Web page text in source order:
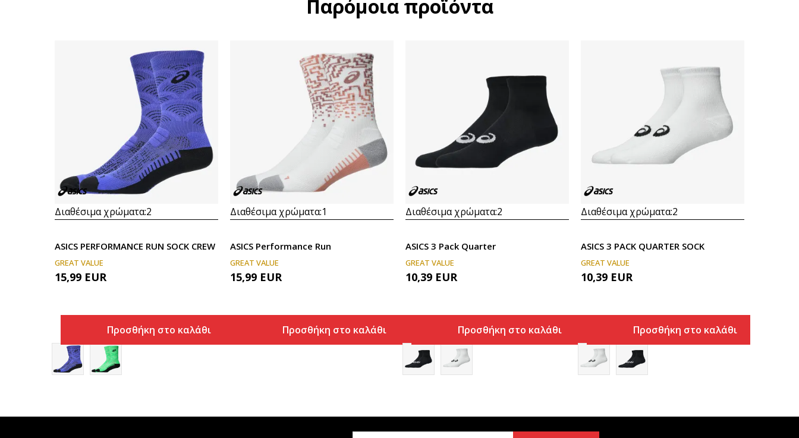
Παρόμοια προϊόντα
Διαθέσιμα χρώματα:2
ASICS PERFORMANCE RUN SOCK CREW
GREAT VALUE
15,99 EUR
Προσθήκη στο καλάθι
Διαθέσιμα χρώματα:1
ASICS Performance Run
GREAT VALUE
15,99 EUR
Προσθήκη στο καλάθι
Διαθέσιμα χρώματα:2
ASICS 3 Pack Quarter
GREAT VALUE
10,39 EUR
Προσθήκη στο καλάθι
Διαθέσιμα χρώματα:2
ASICS 3 PACK QUARTER SOCK
GREAT VALUE
10,39 EUR
Προσθήκη στο καλάθι